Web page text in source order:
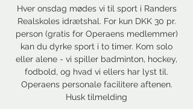
Hver onsdag mødes vi til sport i Randers
Realskoles idrætshal. For kun DKK 30 pr.
person (gratis for Operaens medlemmer)
kan du dyrke sport i to timer. Kom solo
eller alene - vi spiller badminton, hockey,
fodbold, og hvad vi ellers har lyst til.
Operaens personale facilitere aftenen.
Husk tilmelding